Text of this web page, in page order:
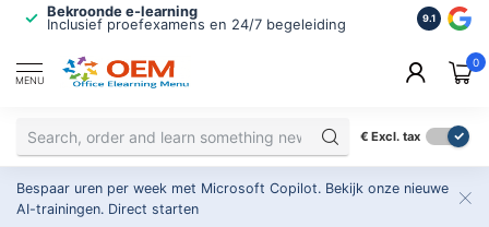
Bekroonde e-learning
Inclusief proefexamens en 24/7 begeleiding
ISO
2.500+
9.1
MENU
0
€ Excl. tax
Bespaar uren per week met Microsoft Copilot. Bekijk onze nieuwe
AI-trainingen. Direct starten